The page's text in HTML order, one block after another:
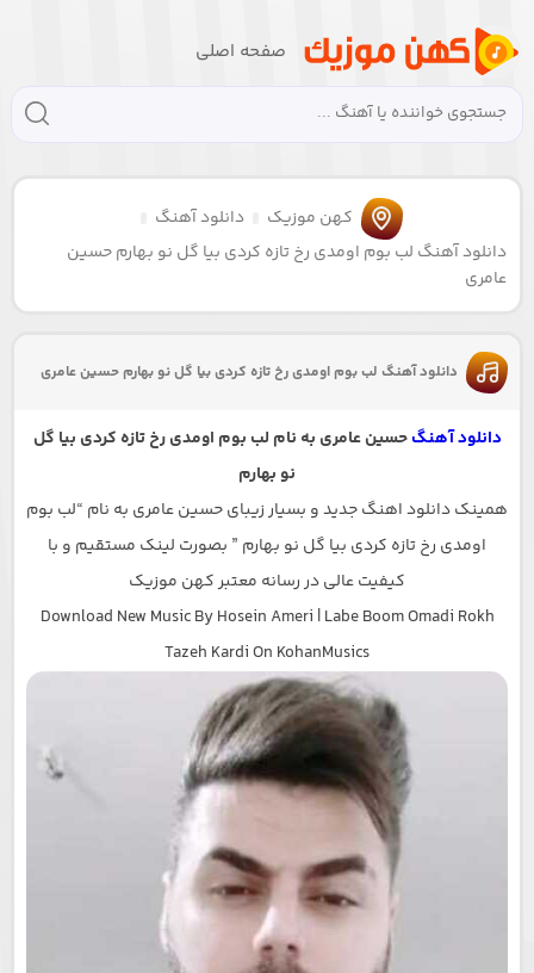
صفحه اصلی
کهن موزیک
دانلود آهنگ
دانلود آهنگ لب بوم اومدی رخ تازه کردی بیا گل نو بهارم حسین
عامری
دانلود آهنگ لب بوم اومدی رخ تازه کردی بیا گل نو بهارم حسین عامری
دانلود آهنگحسین عامری به نام لب بوم اومدی رخ تازه کردی بیا گل
نو بهارم
همینک دانلود اهنگ جدید و بسیار زیبای حسین عامری به نام “لب بوم
اومدی رخ تازه کردی بیا گل نو بهارم ” بصورت لینک مستقیم و با
کیفیت عالی در رسانه معتبر کهن موزیک
Download New Music By Hosein Ameri | Labe Boom Omadi Rokh
Tazeh Kardi On KohanMusics